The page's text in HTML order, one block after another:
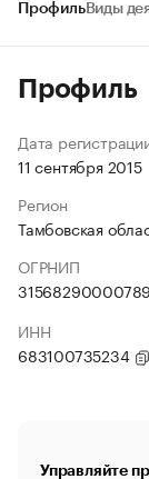
ПрофильВиды
Профиль
Дата
11 сентября 2015
Регион
Тамбовская
ОГРНИП
ИНН
683100735234
Управляйте